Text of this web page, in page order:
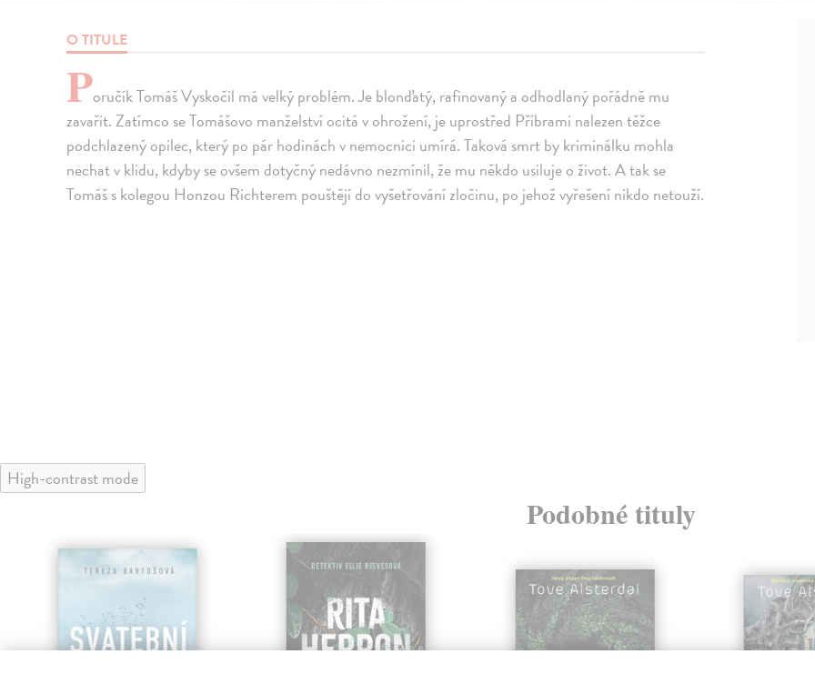
O TITULE
Poručík Tomáš Vyskočil má velký problém. Je blonďatý, rafinovaný a odhodlaný pořádně mu
zavařit. Zatímco se Tomášovo manželství ocitá v ohrožení, je uprostřed Příbrami nalezen těžce
podchlazený opilec, který po pár hodinách v nemocnici umírá. Taková smrt by kriminálku mohla
nechat v klidu, kdyby se ovšem dotyčný nedávno nezmínil, že mu někdo usiluje o život. A tak se
Tomáš s kolegou Honzou Richterem pouštějí do vyšetřování zločinu, po jehož vyřešení nikdo netouží.
High-contrast mode
Podobné tituly